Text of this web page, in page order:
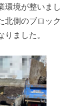
環境が整いまし
北側のブロック
ました。